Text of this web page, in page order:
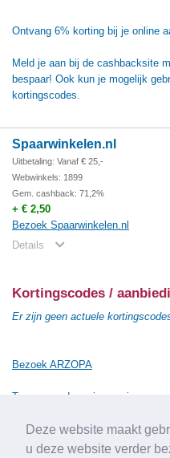
Deze website maakt
u deze website verder
Ontvang 6% korting bij je online
Meld je aan bij de cashbacksite
bespaar! Ook kun je mogelijk
kortingscodes.
Spaarwinkelen.nl
Uitbetaling: Vanaf € 25,-
Webwinkels: 1899
Gem. cashback: 71,2%
+ € 2,50
Bezoek Spaarwinkelen.nl
Details
Kortingscodes /
Er zijn geen actuele
Bezoek ARZOPA
Terug naar de vorige pagina
© 2010-2026